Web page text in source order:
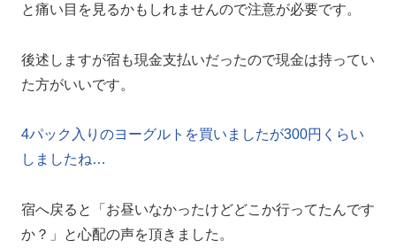
と痛い目を見るかもしれませんので注意が必要です。
後述しますが宿も現金支払いだったので現金は持ってい
た方がいいです。
4パック入りのヨーグルトを買いましたが300円くらい
しましたね…
宿へ戻ると「お昼いなかったけどどこか行ってたんです
か？」と心配の声を頂きました。